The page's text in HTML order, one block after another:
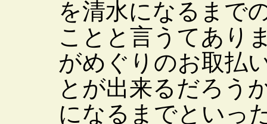
を清水になるまで
ことと言うてあり
がめぐりのお取払
とが出来るだろう
になるまでといっ